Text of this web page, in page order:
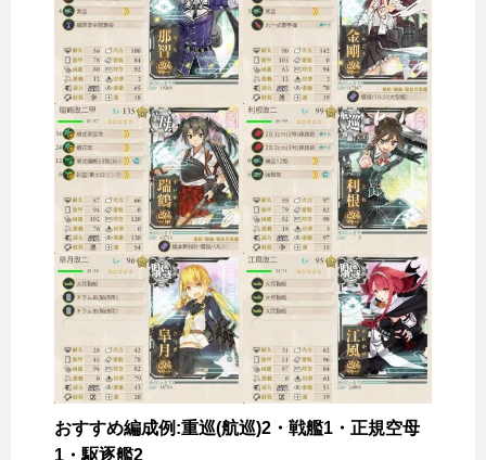
おすすめ編成例:重巡(航巡)2・戦艦1・正規空母
1・駆逐艦2